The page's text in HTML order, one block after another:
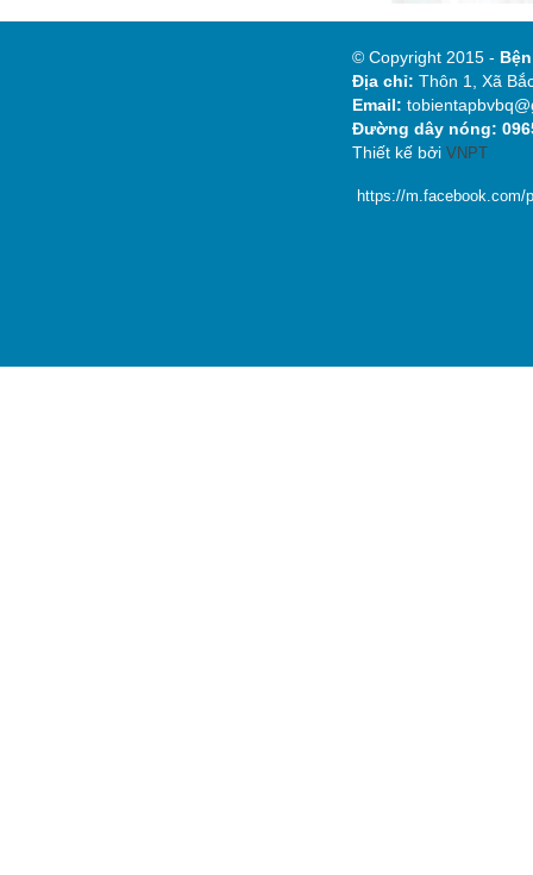
© Copyright 2015 -
Địa chỉ: Thôn 1, Xã
Email:
Đường dây nóng:
Thiết kế bởi VNPT
https://m.facebook.com/